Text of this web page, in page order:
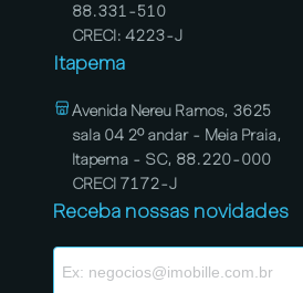
88.331-510
CRECI: 4223-J
Itapema
Avenida Nereu Ramos, 3625
sala 04 2º andar - Meia Praia,
Itapema - SC, 88.220-000
CRECI 7172-J
Receba nossas novidades